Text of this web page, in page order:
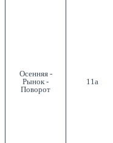
Осенняя -
Рынок -
Поворот
11а